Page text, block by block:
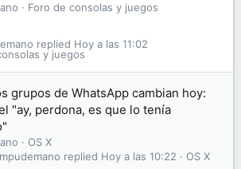
Foro de consolas y juegos
y juegos
Hoy a las 11:02
grupos de WhatsApp cambian hoy:
"ay, perdona, es que lo tenía
OS X
OS X
Hoy a las 10:22